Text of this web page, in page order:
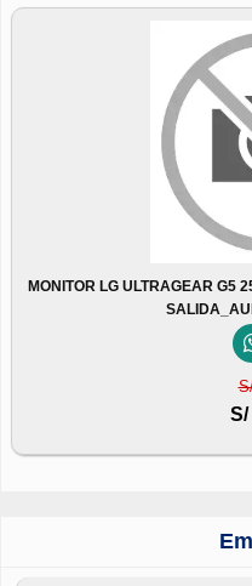
MONITOR LG ULTRAGEAR G5
S/